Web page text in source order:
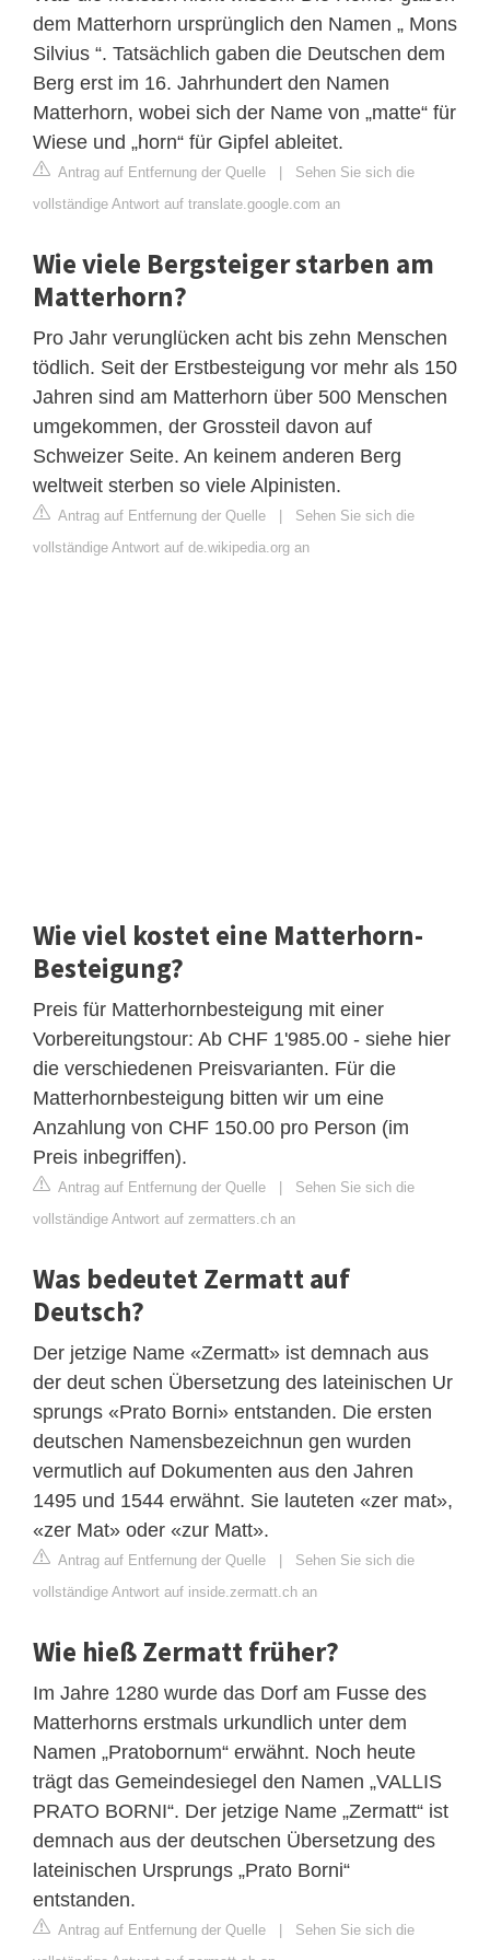
dem Matterhorn ursprünglich den Namen „ Mons
Silvius “. Tatsächlich gaben die Deutschen dem
Berg erst im 16. Jahrhundert den Namen
Matterhorn, wobei sich der Name von „matte“ für
Wiese und „horn“ für Gipfel ableitet.
Antrag auf Entfernung der Quelle | Sehen Sie sich die
vollständige Antwort auf translate.google.com an
Wie viele Bergsteiger starben am
Matterhorn?
Pro Jahr verunglücken acht bis zehn Menschen
tödlich. Seit der Erstbesteigung vor mehr als 150
Jahren sind am Matterhorn über 500 Menschen
umgekommen, der Grossteil davon auf
Schweizer Seite. An keinem anderen Berg
weltweit sterben so viele Alpinisten.
Antrag auf Entfernung der Quelle | Sehen Sie sich die
vollständige Antwort auf de.wikipedia.org an
Wie viel kostet eine Matterhorn-
Besteigung?
Preis für Matterhornbesteigung mit einer
Vorbereitungstour: Ab CHF 1'985.00 - siehe hier
die verschiedenen Preisvarianten. Für die
Matterhornbesteigung bitten wir um eine
Anzahlung von CHF 150.00 pro Person (im
Preis inbegriffen).
Antrag auf Entfernung der Quelle | Sehen Sie sich die
vollständige Antwort auf zermatters.ch an
Was bedeutet Zermatt auf
Deutsch?
Der jetzige Name «Zermatt» ist demnach aus
der deut schen Übersetzung des lateinischen Ur
sprungs «Prato Borni» entstanden. Die ersten
deutschen Namensbezeichnun gen wurden
vermutlich auf Dokumenten aus den Jahren
1495 und 1544 erwähnt. Sie lauteten «zer mat»,
«zer Mat» oder «zur Matt».
Antrag auf Entfernung der Quelle | Sehen Sie sich die
vollständige Antwort auf inside.zermatt.ch an
Wie hieß Zermatt früher?
Im Jahre 1280 wurde das Dorf am Fusse des
Matterhorns erstmals urkundlich unter dem
Namen „Pratobornum“ erwähnt. Noch heute
trägt das Gemeindesiegel den Namen „VALLIS
PRATO BORNI“. Der jetzige Name „Zermatt“ ist
demnach aus der deutschen Übersetzung des
lateinischen Ursprungs „Prato Borni“
entstanden.
Antrag auf Entfernung der Quelle | Sehen Sie sich die